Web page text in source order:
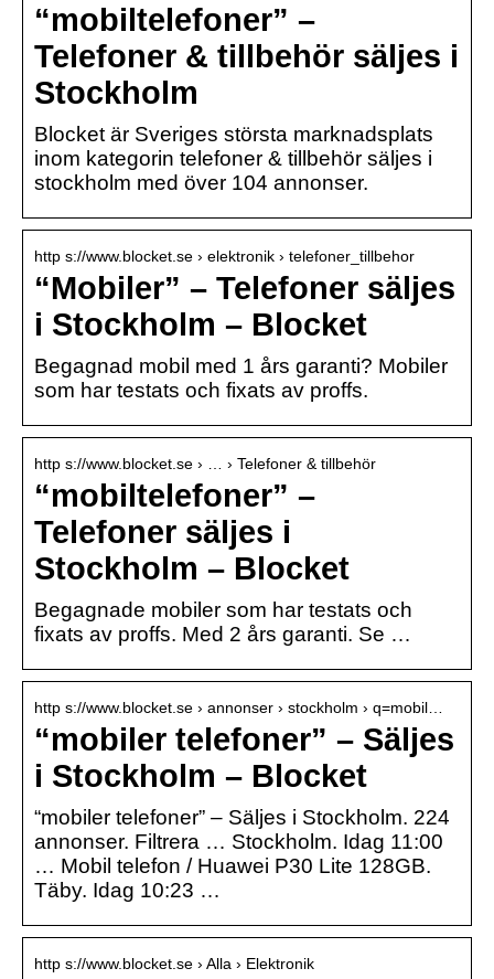
“mobiltelefoner” –
Telefoner & tillbehör säljes i
Stockholm
Blocket är Sveriges största marknadsplats
inom kategorin telefoner & tillbehör säljes i
stockholm med över 104 annonser.
http s://www.blocket.se › elektronik › telefoner_tillbehor
“Mobiler” – Telefoner säljes
i Stockholm – Blocket
Begagnad mobil med 1 års garanti? Mobiler
som har testats och fixats av proffs.
http s://www.blocket.se › … › Telefoner & tillbehör
“mobiltelefoner” –
Telefoner säljes i
Stockholm – Blocket
Begagnade mobiler som har testats och
fixats av proffs. Med 2 års garanti. Se …
http s://www.blocket.se › annonser › stockholm › q=mobil…
“mobiler telefoner” – Säljes
i Stockholm – Blocket
“mobiler telefoner” – Säljes i Stockholm. 224
annonser. Filtrera … Stockholm. Idag 11:00
… Mobil telefon / Huawei P30 Lite 128GB.
Täby. Idag 10:23 …
http s://www.blocket.se › Alla › Elektronik